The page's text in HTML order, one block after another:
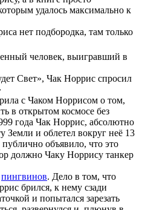
удалось максимально к
нет подбородка, там только
человек, выигравший в
Свет», Чак Норрис спросил
с Чаком Норрисом о том,
в открытом космосе без
года Чак Норрис, абсолютно
Земли и облетел вокруг неё 13
объявило, что это
должно Чаку Норрису танкер
пингвинов. Дело в том, что
брился, к нему сзади
и попытался зарезать